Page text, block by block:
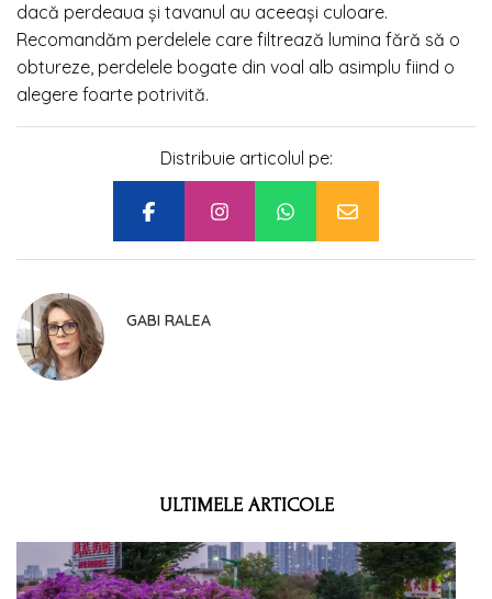
dacă perdeaua și tavanul au aceeași culoare.
Recomandăm perdelele care filtrează lumina fără să o
obtureze, perdelele bogate din voal alb asimplu fiind o
alegere foarte potrivită.
Distribuie articolul pe:
GABI RALEA
ULTIMELE ARTICOLE